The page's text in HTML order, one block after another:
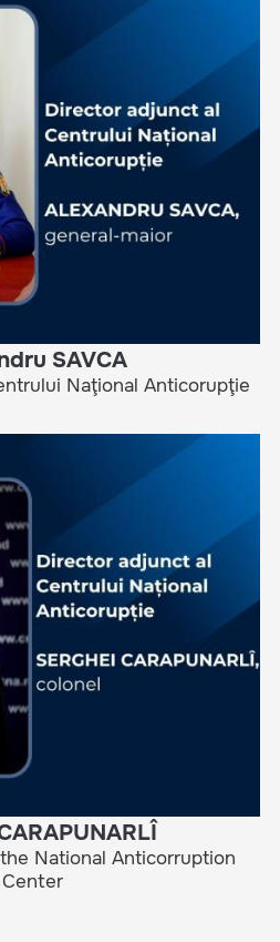
SAVCA
Naţional Anticorupţie
National Anticorruption
Center